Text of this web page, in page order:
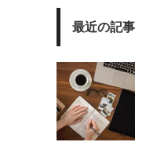
最近の記事